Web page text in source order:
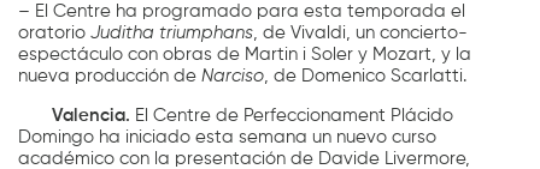
– El Centre ha programado para esta temporada el
oratorioJuditha triumphans , de Vivaldi, un concierto-
espectáculo con obras de Martin i Soler y Mozart, y la
nueva producción deNarciso , de Domenico Scarlatti.
Valencia. El Centre de Perfeccionament Plácido
Domingo ha iniciado esta semana un nuevo curso
académico con la presentación de Davide Livermore,